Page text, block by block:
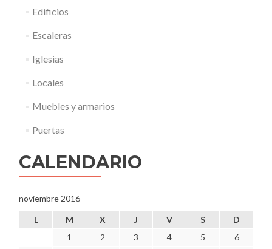
Edificios
Escaleras
Iglesias
Locales
Muebles y armarios
Puertas
CALENDARIO
noviembre 2016
L M X J V S
D
1
2 3 4 5
6